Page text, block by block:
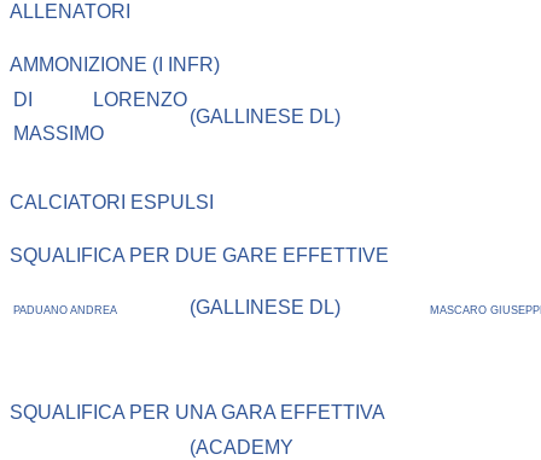
ALLENATORI
AMMONIZIONE (I INFR)
DI LORENZO
MASSIMO
(GALLINESE DL)
CALCIATORI ESPULSI
SQUALIFICA PER DUE GARE EFFETTIVE
PADUANO ANDREA (GALLINESE DL) MASCARO
SQUALIFICA PER UNA GARA EFFETTIVA
(ACADEMY